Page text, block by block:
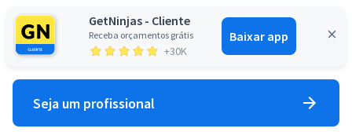
GetNinjas - Cliente
Receba orçamentos grátis
+30K
Baixar app
Entrar
Seja um profissional